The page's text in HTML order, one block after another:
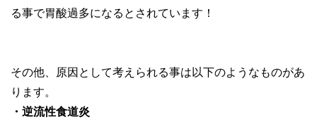
る事で胃酸過多になるとされています！
その他、原因として考えられる事は以下のようなものがあ
ります。
・逆流性食道炎